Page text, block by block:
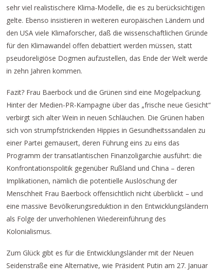
sehr viel realistischere Klima-Modelle, die es zu berücksichtigen
gelte. Ebenso insistieren in weiteren europäischen Ländern und
den USA viele Klimaforscher, daß die wissenschaftlichen Gründe
für den Klimawandel offen debattiert werden müssen, statt
pseudoreligiöse Dogmen aufzustellen, das Ende der Welt werde
in zehn Jahren kommen.
Fazit? Frau Baerbock und die Grünen sind eine Mogelpackung.
Hinter der Medien-PR-Kampagne über das „frische neue Gesicht“
verbirgt sich alter Wein in neuen Schläuchen. Die Grünen haben
sich von strumpfstrickenden Hippies in Gesundheitssandalen zu
einer Partei gemausert, deren Führung eins zu eins das
Programm der transatlantischen Finanzoligarchie ausführt: die
Konfrontationspolitik gegenüber Rußland und China – deren
Implikationen, nämlich die potentielle Auslöschung der
Menschheit Frau Baerbock offensichtlich nicht überblickt – und
eine massive Bevölkerungsreduktion in den Entwicklungsländern
als Folge der unverhohlenen Wiedereinführung des
Kolonialismus.
Zum Glück gibt es für die Entwicklungsländer mit der Neuen
Seidenstraße eine Alternative, wie Präsident Putin am 27. Januar